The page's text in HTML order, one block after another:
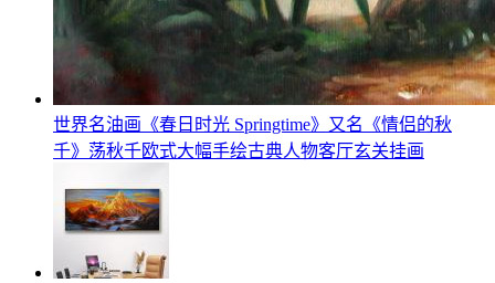
世界名油画《春日时光 Springtime》又名《情侣的秋
千》荡秋千欧式大幅手绘古典人物客厅玄关挂画